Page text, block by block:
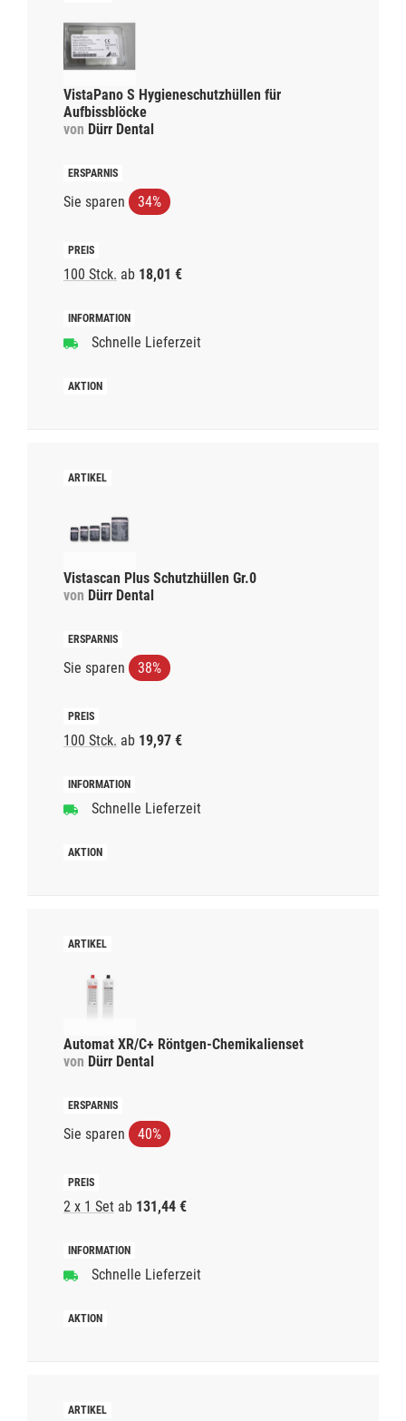
VistaPano S Hygieneschutzhüllen für
Aufbissblöcke
von Dürr Dental
Sie sparen 34%
100 Stck. ab 18,01 €
Schnelle Lieferzeit
Vistascan Plus Schutzhüllen Gr.0
von Dürr Dental
Sie sparen 38%
100 Stck. ab 19,97 €
Schnelle Lieferzeit
Automat XR/C+ Röntgen-Chemikalienset
von Dürr Dental
Sie sparen 40%
2 x 1 Set ab 131,44 €
Schnelle Lieferzeit